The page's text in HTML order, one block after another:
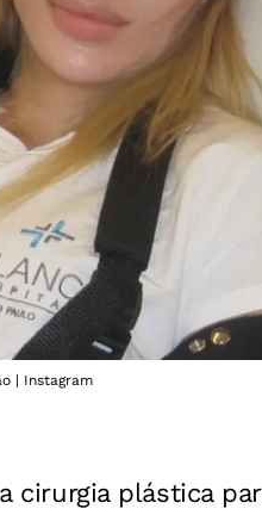
| Instagram
plástica